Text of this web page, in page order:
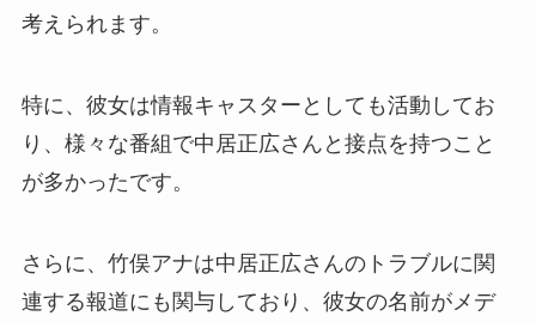
考えられます。
特に、彼女は情報キャスターとしても活動してお
り、様々な番組で中居正広さんと接点を持つこと
が多かったです。
さらに、竹俣アナは中居正広さんのトラブルに関
連する報道にも関与しており、彼女の名前がメデ